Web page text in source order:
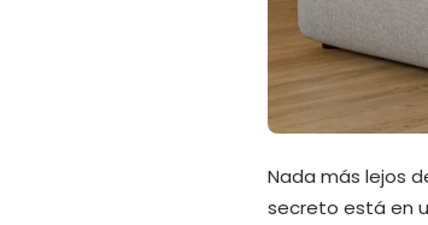
Nada más lejos
secreto está en